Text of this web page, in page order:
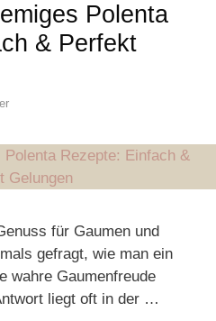
Polenta
& Perfekt
für Gaumen und
gefragt, wie man ein
wahre Gaumenfreude
liegt oft in der …